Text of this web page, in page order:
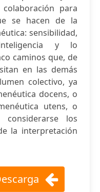
para
se hacen de la
sensibilidad,
y lo
caminos que, de
en las demás
colectivo, ya
docens, o
utens, o
los
la interpretación